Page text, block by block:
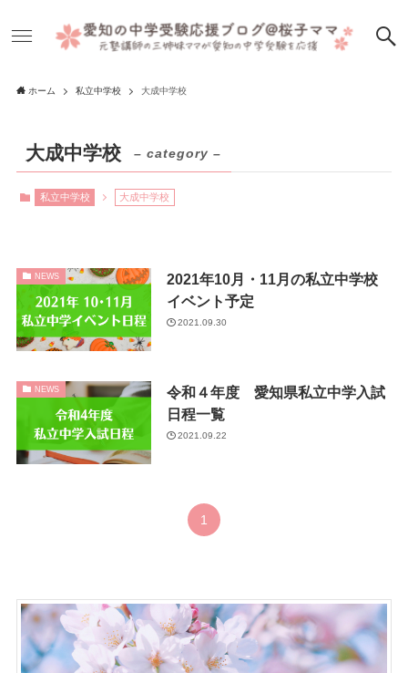
ホーム 私立中学校 大成中学校
大成中学校 – category –
私立中学校 大成中学校
NEWS
2021年10月・11月の私立中学校
イベント予定
2021.09.30
NEWS
令和４年度 愛知県私立中学入試
日程一覧
2021.09.22
1